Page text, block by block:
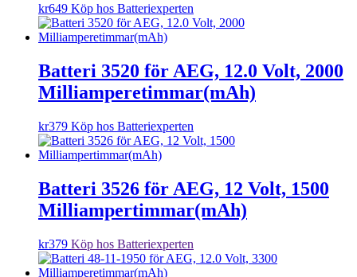
kr649 Köp hos Batteriexperten
Batteri 3520 för AEG, 12.0 Volt, 2000
Milliamperetimmar(mAh)
kr379 Köp hos Batteriexperten
Batteri 3526 för AEG, 12 Volt, 1500
Milliampertimmar(mAh)
kr379 Köp hos Batteriexperten